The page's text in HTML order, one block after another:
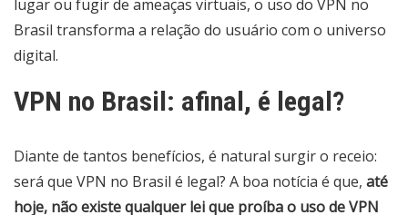
lugar ou fugir de ameaças virtuais, o uso do VPN no
Brasil transforma a relação do usuário com o universo
digital.
VPN no Brasil: afinal, é legal?
Diante de tantos benefícios, é natural surgir o receio:
será que VPN no Brasil é legal? A boa notícia é que, até
hoje, não existe qualquer lei que proíba o uso de VPN